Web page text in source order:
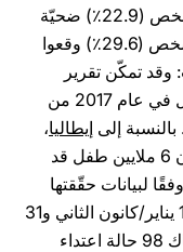
وبالإضافة إلى ذلك، لقد وقع 44 مليون شخص (22.9٪) ضحيّة
للعنف الجسدي، في حين أن 55 مليون شخص (29.6٪) وقعوا
تمكّن تقرير
الانتربول حول الاستغلال الجنسي للأطفال في عام 2017 من
إيطاليا،
في عام 2017، قدّرت جمعيّة الـ Cesvi أن 6 ملايين طفل قد
لبيانات حقّقتها
جمعية "الهاتف الأزرق"، في فترة ما بين 1 يناير/كانون الثاني و31
ديسمبر/كانون الأوّل عام 2017، كانت هناك 98 حالة اعتداء